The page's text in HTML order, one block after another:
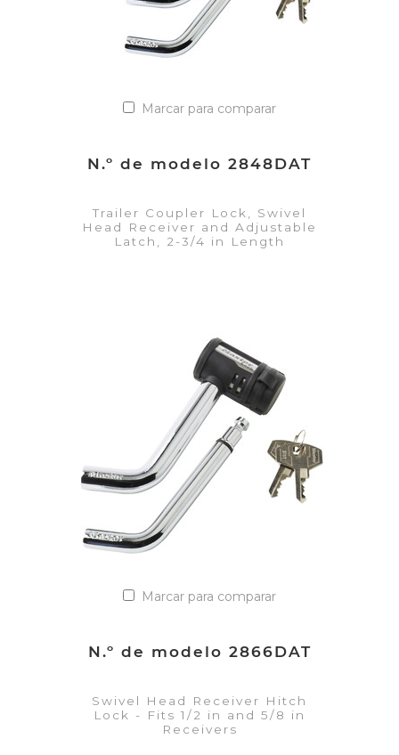
Marcar para comparar
N.º de modelo 2848DAT
Trailer Coupler Lock, Swivel
Head Receiver and Adjustable
Latch, 2-3/4 in Length
VER DETALLES
Añadir a la lista de cotización
Marcar para comparar
N.º de modelo 2866DAT
Swivel Head Receiver Hitch
Lock - Fits 1/2 in and 5/8 in
Receivers